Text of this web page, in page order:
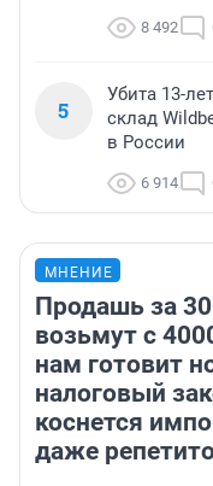
8 492
5
Убита 13-
склад
в России
6 914
МНЕНИЕ
Продашь за
возьмут с
нам готовит
налоговый
коснется
даже